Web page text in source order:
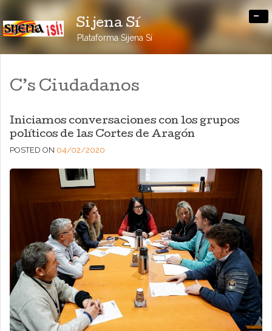
Sijena Sí
Plataforma Sijena Sí
-
C’s Ciudadanos
Iniciamos conversaciones con los grupos
políticos de las Cortes de Aragón
POSTED ON 04/02/2020